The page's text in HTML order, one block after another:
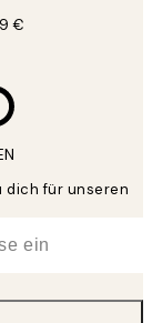
€
dich für unseren